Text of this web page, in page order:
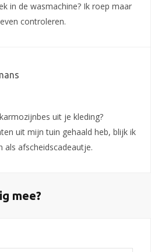
in de wasmachine? Ik roep maar
controleren.
uit je kleding?
uit mijn tuin gehaald heb, blijk ik
als afscheidscadeautje.
mee?